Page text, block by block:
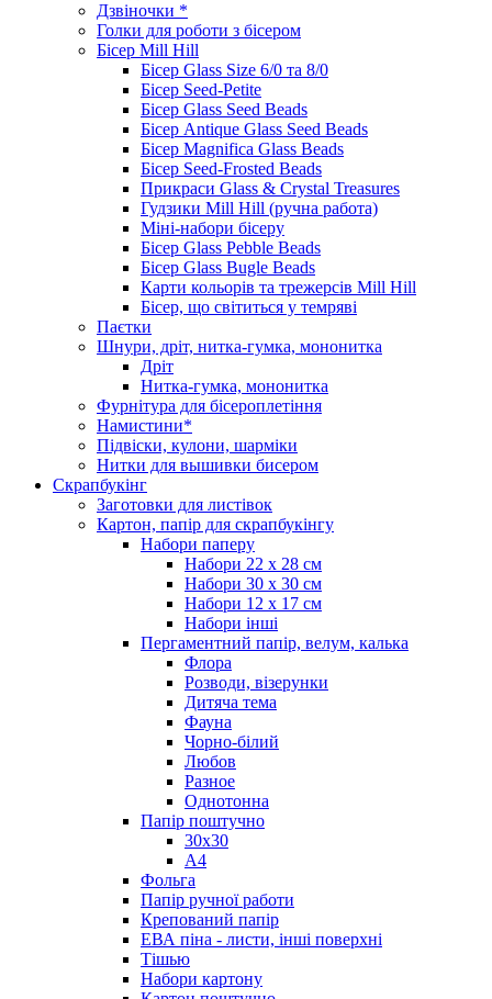
Дзвіночки *
Голки для роботи з бісером
Бісер Mill Hill
Бісер Glass Size 6/0 та 8/0
Бісер Seed-Petite
Бісер Glass Seed Beads
Бісер Antique Glass Seed Beads
Бісер Magnifica Glass Beads
Бісер Seed-Frosted Beads
Прикраси Glass & Crystal Treasures
Гудзики Mill Hill (ручна работа)
Міні-набори бісеру
Бісер Glass Pebble Beads
Бісер Glass Bugle Beads
Карти кольорів та трежерсів Mill Hill
Бісер, що світиться у темряві
Паєтки
Шнури, дріт, нитка-гумка, мононитка
Дріт
Нитка-гумка, мононитка
Фурнітура для бісероплетіння
Намистини*
Підвіски, кулони, шарміки
Нитки для вышивки бисером
Скрапбукінг
Заготовки для листівок
Картон, папір для скрапбукінгу
Набори паперу
Набори 22 х 28 см
Набори 30 х 30 см
Набори 12 х 17 см
Набори інші
Пергаментний папір, велум, калька
Флора
Розводи, візерунки
Дитяча тема
Фауна
Чорно-білий
Любов
Разное
Однотонна
Папір поштучно
30х30
А4
Фольга
Папір ручної работи
Крепований папір
ЕВА піна - листи, інші поверхні
Тішью
Набори картону